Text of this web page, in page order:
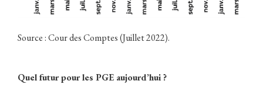
Source : Cour des Comptes (Juillet 2022).
Quel futur pour les PGE aujourd’hui ?